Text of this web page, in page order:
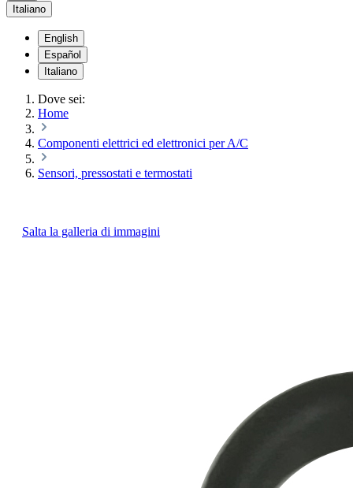
Italiano
English
Español
Italiano
Dove sei:
Home
Componenti elettrici ed elettronici per A/C
Sensori, pressostati e termostati
Salta la galleria di immagini